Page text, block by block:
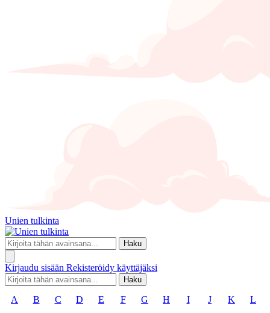
Unien tulkinta
Haku
Kirjaudu sisään Rekisteröidy käyttäjäksi
Haku
A B C D E F G H I J K L